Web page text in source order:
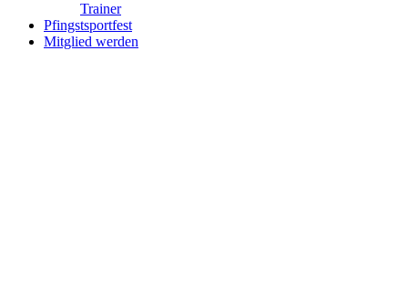
Trainer
Pfingstsportfest
Mitglied werden